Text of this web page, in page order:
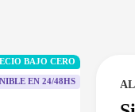
BAJO CERO
EN 24/48HS